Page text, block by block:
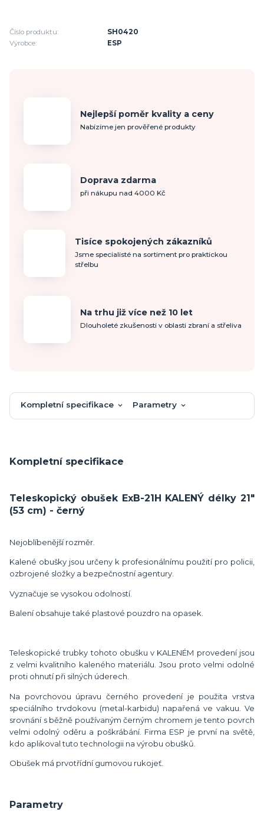
Číslo produktu:
SH0420
Výrobce:
ESP
Nejlepší poměr kvality a ceny
Nabízíme jen prověřené produkty
Doprava zdarma
při nákupu nad 4000 Kč
Tisíce spokojených zákazníků
Jsme specialisté na sortiment pro praktickou
střelbu
Na trhu již více než 10 let
Dlouholeté zkušenosti v oblasti zbraní a střeliva
Kompletní specifikace Parametry
Kompletní specifikace
Teleskopický obušek ExB-21H KALENÝ délky 21"
(53 cm) - černý
Nejoblíbenější rozměr.
Kalené obušky jsou určeny k profesionálnímu použití pro policii,
ozbrojené složky a bezpečnostní agentury.
Vyznačuje se vysokou odolností.
Balení obsahuje také plastové pouzdro na opasek.
Teleskopické trubky tohoto obušku v KALENÉM provedení jsou
z velmi kvalitního kaleného materiálu. Jsou proto velmi odolné
proti ohnutí při silných úderech.
Na povrchovou úpravu černého provedení je použita vrstva
speciálního trvdokovu (metal-karbidu) napařená ve vakuu. Ve
srovnání s běžně používaným černým chromem je tento povrch
velmi odolný oděru a poškrábání. Firma ESP je první na světě,
kdo aplikoval tuto technologii na výrobu obušků.
Obušek má prvotřídní gumovou rukojeť.
Parametry